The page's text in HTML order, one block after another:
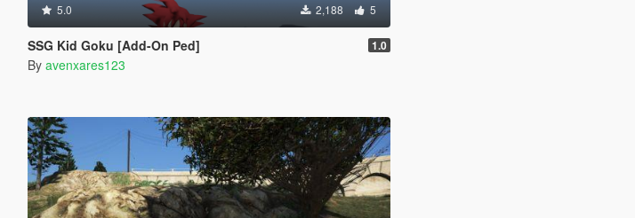
5.0 2,188 5
SSG Kid Goku [Add-On Ped] 1.0
By avenxares123